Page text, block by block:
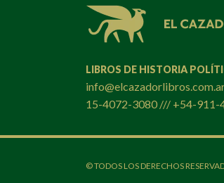
LIBROS DE HISTORIA
15-4072-3080 /// +54-911-
© TODOS LOS DERECHOS